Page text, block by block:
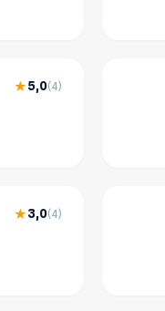
★5,0(4)
★3,0(4)